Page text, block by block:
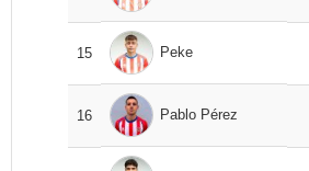
15 Peke
16 Pablo Pérez